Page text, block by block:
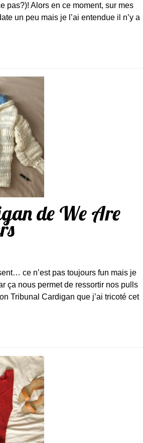
pas?)! Alors en ce moment, sur mes
un peu mais je l’ai entendue il n’y a
de We Are
ce n’est pas toujours fun mais je
ça nous permet de ressortir nos pulls
Tribunal Cardigan que j’ai tricoté cet